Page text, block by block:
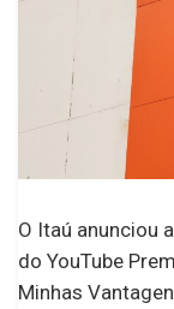
O Itaú anunciou
do YouTube
Minhas